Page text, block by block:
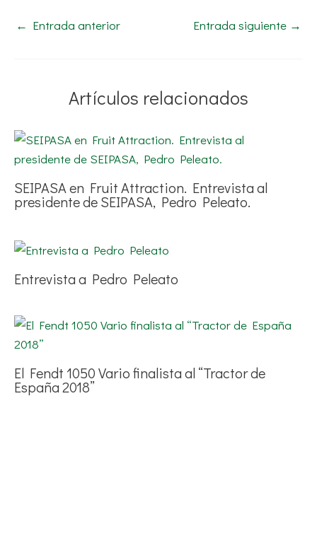
← Entrada anterior Entrada siguiente →
Artículos relacionados
SEIPASA en Fruit Attraction. Entrevista al
presidente de SEIPASA, Pedro Peleato.
Entrevista a Pedro Peleato
El Fendt 1050 Vario finalista al “Tractor de
España 2018”